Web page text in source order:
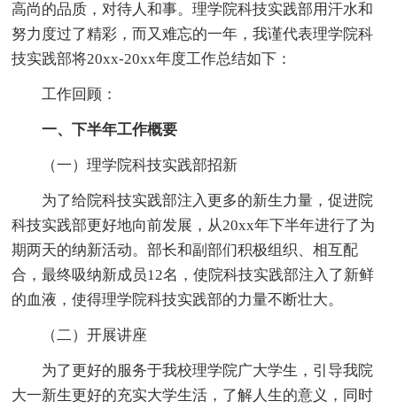
高尚的品质，对待人和事。理学院科技实践部用汗水和
努力度过了精彩，而又难忘的一年，我谨代表理学院科
技实践部将20xx-20xx年度工作总结如下：
工作回顾：
一、下半年工作概要
（一）理学院科技实践部招新
为了给院科技实践部注入更多的新生力量，促进院
科技实践部更好地向前发展，从20xx年下半年进行了为
期两天的纳新活动。部长和副部们积极组织、相互配
合，最终吸纳新成员12名，使院科技实践部注入了新鲜
的血液，使得理学院科技实践部的力量不断壮大。
（二）开展讲座
为了更好的服务于我校理学院广大学生，引导我院
大一新生更好的充实大学生活，了解人生的意义，同时